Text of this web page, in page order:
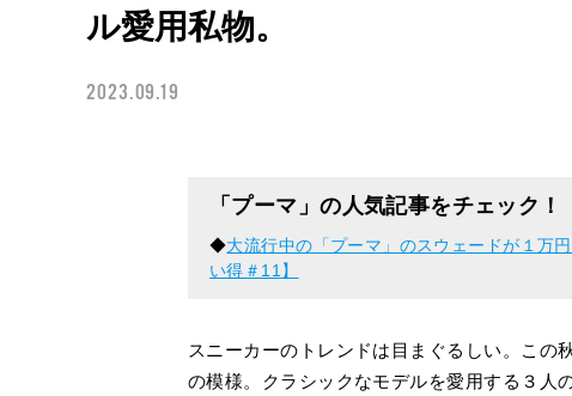
ル愛用私物。
2023.09.19
「プーマ」の人気記事をチェック！
◆大流行中の「プーマ」のスウェードが１万
い得＃11】
スニーカーのトレンドは目まぐるしい。この
の模様。クラシックなモデルを愛用する３人